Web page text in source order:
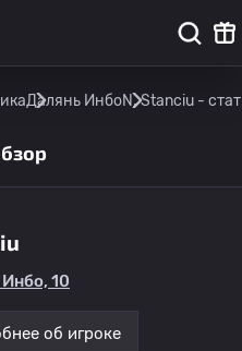
Далянь ИнбоN. Stanciu -
10
об игроке